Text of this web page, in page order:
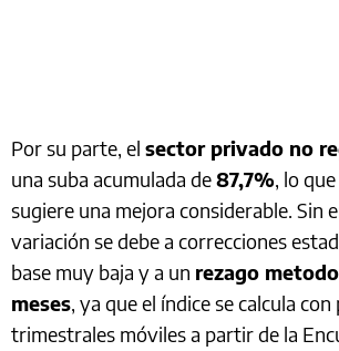
Por su parte, el sector privado no
una suba acumulada de87,7%, lo
sugiere una mejora considerable. Sin
variación se debe a correcciones
base muy baja y a un rezago
meses, ya que el índice se calcula
trimestrales móviles a partir de la